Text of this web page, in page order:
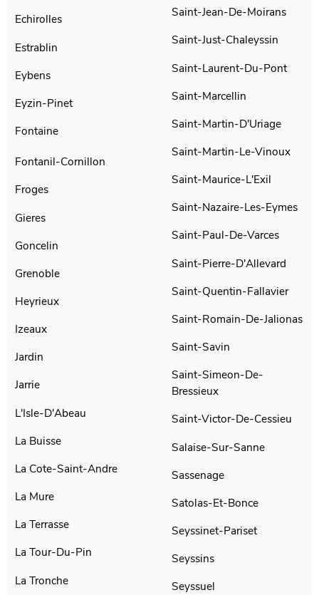
Echirolles
Estrablin
Eybens
Eyzin-Pinet
Fontaine
Fontanil-Cornillon
Froges
Gieres
Goncelin
Grenoble
Heyrieux
Izeaux
Jardin
Jarrie
L'Isle-D'Abeau
La Buisse
La Cote-Saint-Andre
La Mure
La Terrasse
La Tour-Du-Pin
La Tronche
Saint-Jean-De-Moirans
Saint-Just-Chaleyssin
Saint-Laurent-Du-Pont
Saint-Marcellin
Saint-Martin-D'Uriage
Saint-Martin-Le-Vinoux
Saint-Maurice-L'Exil
Saint-Nazaire-Les-Eymes
Saint-Paul-De-Varces
Saint-Pierre-D'Allevard
Saint-Quentin-Fallavier
Saint-Romain-De-Jalionas
Saint-Savin
Saint-Simeon-De-
Bressieux
Saint-Victor-De-Cessieu
Salaise-Sur-Sanne
Sassenage
Satolas-Et-Bonce
Seyssinet-Pariset
Seyssins
Seyssuel